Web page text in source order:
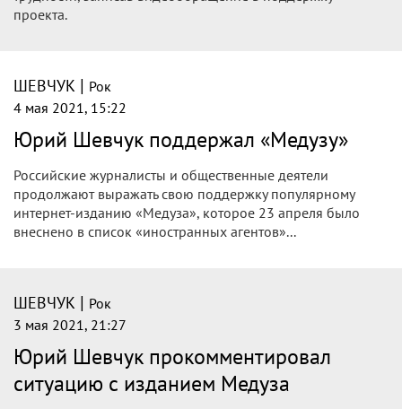
проекта.
ШЕВЧУК | Рок
4 мая 2021, 15:22
Юрий Шевчук поддержал «Медузу»
Российские журналисты и общественные деятели
продолжают выражать свою поддержку популярному
интернет-изданию «Медуза», которое 23 апреля было
внеснено в список «иностранных агентов»...
ШЕВЧУК | Рок
3 мая 2021, 21:27
Юрий Шевчук прокомментировал
ситуацию с изданием Медуза